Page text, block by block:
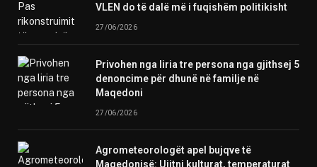
VLEN do të dalë më i fuqishëm politikisht
27/06/2026
Privohen nga liria tre persona nga gjithsej 5
denoncime për dhunë në familje në
Maqedoni
27/06/2026
Agrometeorologët apel bujqve të
Maqedonisë: Ujitni kulturat, temperaturat